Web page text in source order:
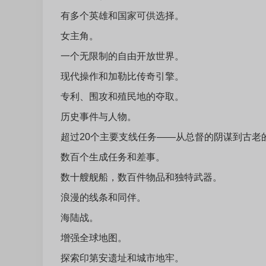
有多个英雄和国家可供选择。
女主角。
一个无限制的自由开放世界。
现代操作和加勒比传奇引擎。
专利、围攻和殖民地的夺取。
历史事件与人物。
超过20个主要支线任务——从总督的阴谋到古老
数百个生成任务和差事。
数十艘舰船，数百件物品和独特武器。
浪漫的线条和同伴。
海陆战。
增强全球地图。
探索印第安遗址和城市地牢。